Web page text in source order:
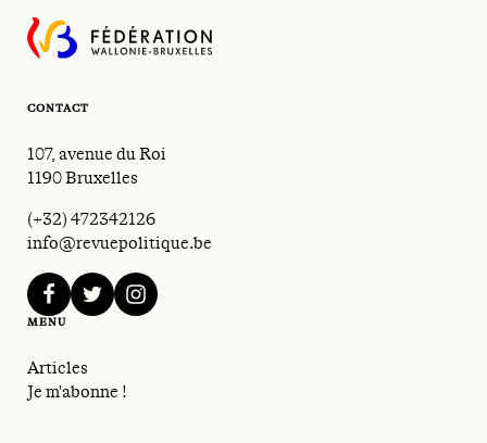
CONTACT
107, avenue du Roi
1190 Bruxelles
(+32) 472342126
info@revuepolitique.be
facebooktwitterinstagram
MENU
Articles
Je m'abonne !